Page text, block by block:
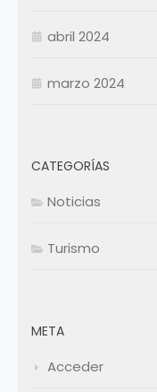
abril 2024
marzo 2024
CATEGORÍAS
Noticias
Turismo
META
Acceder